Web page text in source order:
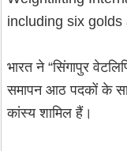
including six
भारत ने “सिंगापुर
समापन आठ पदकों के
कांस्य शामिल हैं।